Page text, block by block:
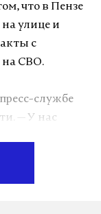
что в Пензе
улице и
с
на СВО.
службе
— У нас